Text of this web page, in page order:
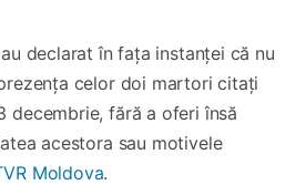
declarat în fața instanței că nu
celor doi martori citați
decembrie, fără a oferi însă
acestora sau motivele
Moldova.